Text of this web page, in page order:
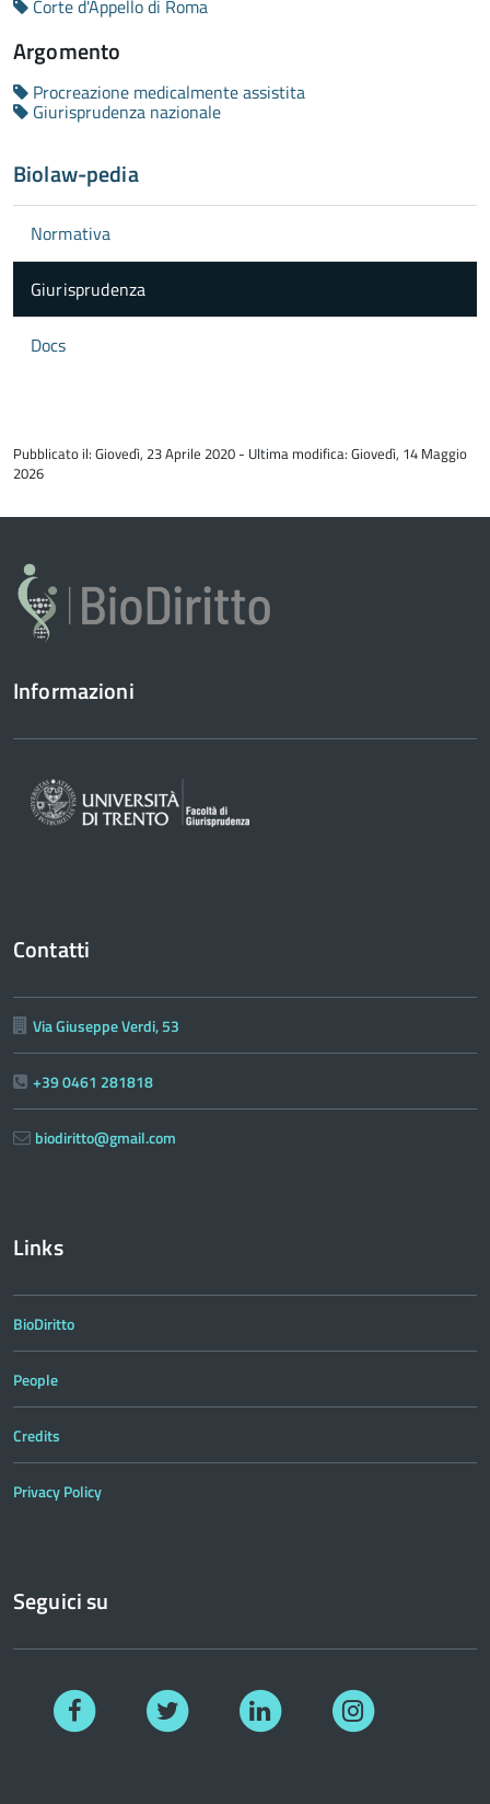
Corte d'Appello di Roma
Argomento
Procreazione medicalmente assistita
Giurisprudenza nazionale
Biolaw-pedia
Normativa
Giurisprudenza
Docs
del
contenuto
Pubblicato il: Giovedì, 23 Aprile 2020 - Ultima modifica: Giovedì, 14 Maggio
2026
Informazioni
Contatti
Via Giuseppe Verdi, 53
+39 0461 281818
biodiritto@gmail.com
Links
BioDiritto
People
Credits
Privacy Policy
Seguici su
Facebook Linkedin